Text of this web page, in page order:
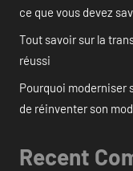
ce que vous devez
Tout savoir sur la
réussi
Pourquoi moderniser
de réinventer son
Recent